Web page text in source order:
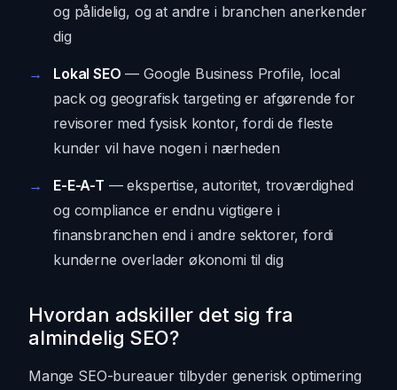
og pålidelig, og at andre i branchen anerkender
dig
Lokal SEO — Google Business Profile, local
pack og geografisk targeting er afgørende for
revisorer med fysisk kontor, fordi de fleste
kunder vil have nogen i nærheden
E-E-A-T — ekspertise, autoritet, troværdighed
og compliance er endnu vigtigere i
finansbranchen end i andre sektorer, fordi
kunderne overlader økonomi til dig
Hvordan adskiller det sig fra
almindelig SEO?
Mange SEO-bureauer tilbyder generisk optimering